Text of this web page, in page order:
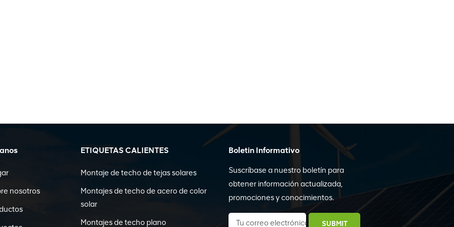
nosotros
ETIQUETAS CALIENTES
Montaje de techo de tejas solares
Montajes de techo de acero de color
solar
Montajes de techo plano
Boletin Informativo
Suscríbase a nuestro boletín para
obtener información actualizada,
promociones y conocimientos.